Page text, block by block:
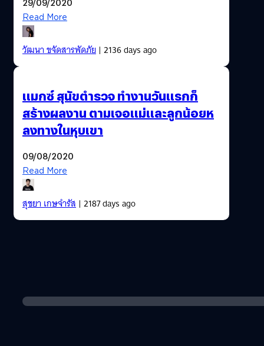
29/09/2020
Read More
วัฒนา ขจัดสารพัดภัย| 2136 days ago
แมกซ์ สุนัขตำรวจ ทำงานวันแรกก็
สร้างผลงาน ตามเจอแม่และลูกน้อยห
ลงทางในหุบเขา
09/08/2020
Read More
สุชยา เกษจำรัส| 2187 days ago